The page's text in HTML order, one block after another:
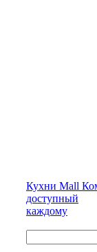
Кухни Mall
доступный
каждому